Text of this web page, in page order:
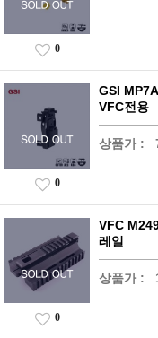
0
GSI
VFC전용
상품가 :
0
VFC
레일
상품가 :
0